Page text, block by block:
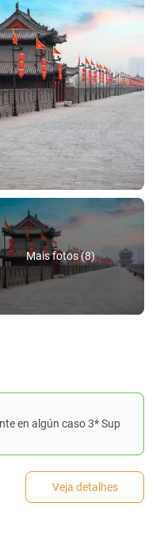
Mais fotos (8)
en algún caso 3* Sup
Veja detalhes